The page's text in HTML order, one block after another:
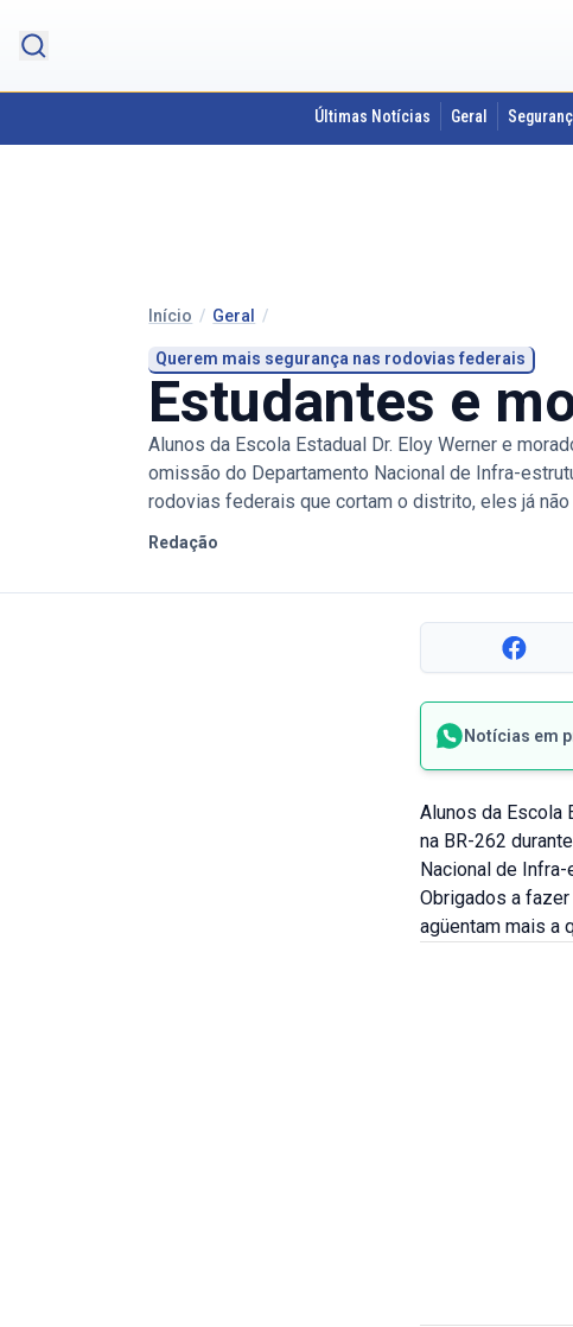
Últimas Notícias Geral
Início / Geral /
Querem mais segurança nas rodovias federais
Estudantes e
Alunos da Escola Estadual Dr. Eloy Werner e
omissão do Departamento Nacional de Infra-
rodovias federais que cortam o distrito, eles já não
Redação
Notícias em
Alunos da Escola
na BR-262
Nacional de
Obrigados a
agüentam mais a